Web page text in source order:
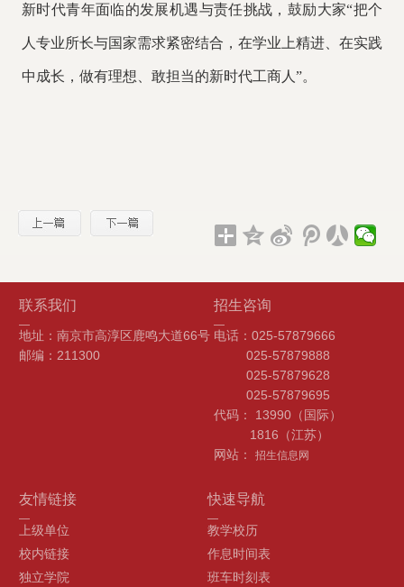
新时代青年面临的发展机遇与责任挑战，鼓励大家“把个
人专业所长与国家需求紧密结合，在学业上精进、在实践
中成长，做有理想、敢担当的新时代工商人”。
联系我们
地址：南京市高淳区鹿鸣大道66号
邮编：211300
招生咨询
电话：025-57879666
025-57879888
025-57879628
025-57879695
代码： 13990（国际）
1816（江苏）
网站： 招生信息网
友情链接
上级单位
校内链接
独立学院
快速导航
教学校历
作息时间表
班车时刻表